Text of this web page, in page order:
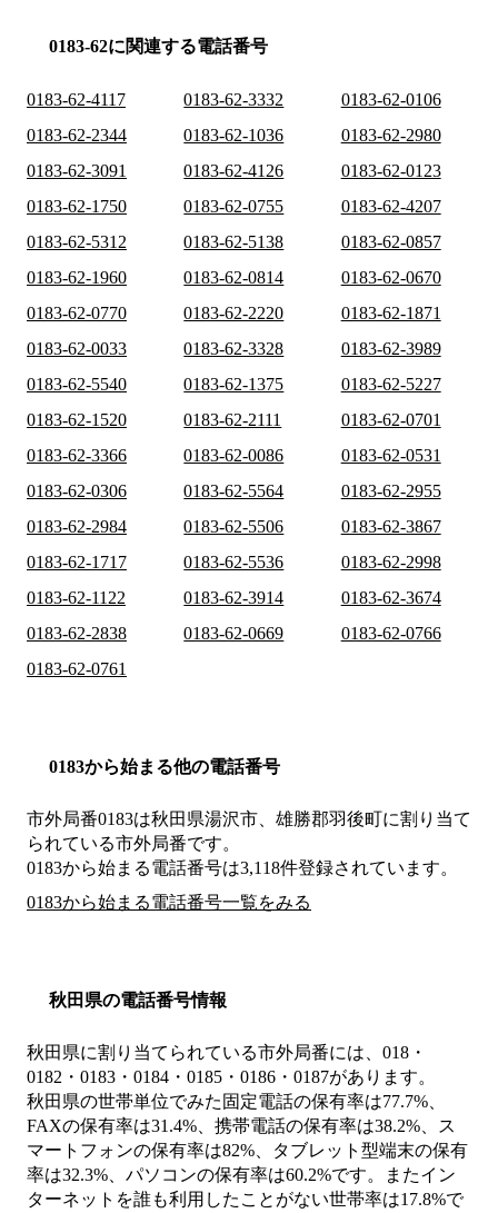
0183-62に関連する電話番号
0183-62-4117 0183-62-3332
0183-62-0106
0183-62-2344
0183-62-1036
0183-62-2980
0183-62-3091
0183-62-4126
0183-62-0123
0183-62-1750
0183-62-0755
0183-62-4207
0183-62-5312
0183-62-5138
0183-62-0857
0183-62-1960
0183-62-0814
0183-62-0670
0183-62-0770
0183-62-2220
0183-62-1871
0183-62-0033
0183-62-3328
0183-62-3989
0183-62-5540
0183-62-1375
0183-62-5227
0183-62-1520
0183-62-2111
0183-62-0701
0183-62-3366
0183-62-0086
0183-62-0531
0183-62-0306
0183-62-5564
0183-62-2955
0183-62-2984
0183-62-5506
0183-62-3867
0183-62-1717
0183-62-5536
0183-62-2998
0183-62-1122
0183-62-3914
0183-62-3674
0183-62-2838
0183-62-0669
0183-62-0766
0183-62-0761
0183から始まる他の電話番号
市外局番0183は秋田県湯沢市、雄勝郡羽後町に割り当て
られている市外局番です。
0183から始まる電話番号は3,118件登録されています。
0183から始まる電話番号一覧をみる
秋田県の電話番号情報
秋田県に割り当てられている市外局番には、018・
0182・0183・0184・0185・0186・0187があります。
秋田県の世帯単位でみた固定電話の保有率は77.7%、
FAXの保有率は31.4%、携帯電話の保有率は38.2%、ス
マートフォンの保有率は82%、タブレット型端末の保有
率は32.3%、パソコンの保有率は60.2%です。またイン
ターネットを誰も利用したことがない世帯率は17.8%で